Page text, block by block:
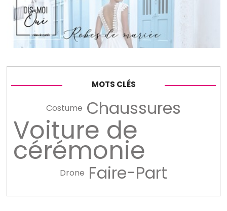
MOTS CLÉS
Costume Chaussures
Voiture de
cérémonie
Drone Faire-Part